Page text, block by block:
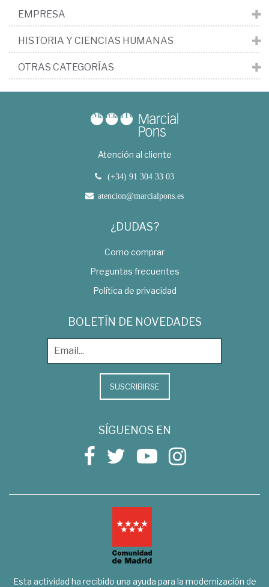
EMPRESA
HISTORIA Y CIENCIAS HUMANAS
OTRAS CATEGORÍAS
Atención al cliente
(+34) 91 304 33 03
atencion@marcialpons.es
¿DUDAS?
Como comprar
Preguntas frecuentes
Política de privacidad
BOLETÍN DE NOVEDADES
SUSCRIBIRSE
SÍGUENOS EN
Esta actividad ha recibido una ayuda para la modernización de